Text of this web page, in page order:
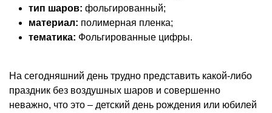
тип шаров: фольгированный;
материал: полимерная пленка;
тематика: Фольгированные цифры.
На сегодняшний день трудно представить какой-либо
праздник без воздушных шаров и совершенно
неважно, что это – детский день рождения или юбилей